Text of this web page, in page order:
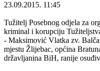
23.09.2015. 11:45
Tužitelj Posebnog odjela za
kriminal i korupciju
- Maksimović Vlatka zv.
mjestu Žlijebac, općina
državljanina BiH, ranije